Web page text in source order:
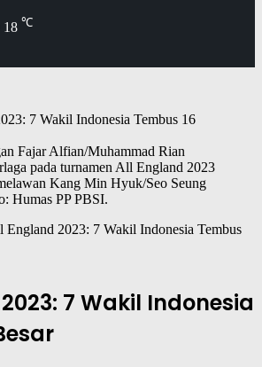
18 ℃
Fajar Alfian/Muhammad Rian
pada turnamen All England 2023
Kang Min Hyuk/Seo Seung
Humas PP PBSI.
England 2023: 7 Wakil Indonesia Tembus
7 Wakil Indonesia